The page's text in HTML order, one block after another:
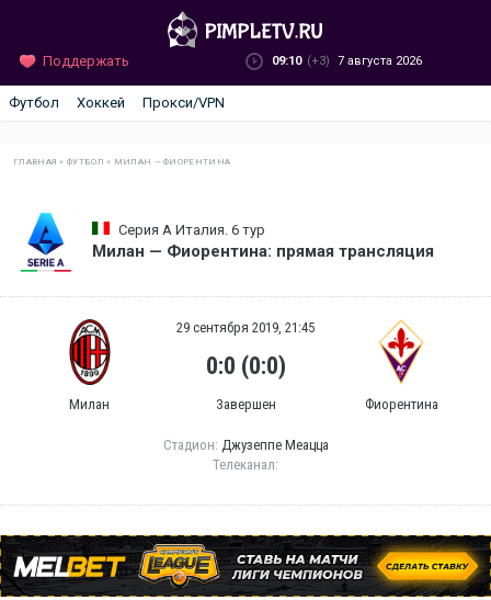
Поддержать 09:10 (+3) 7 августа 2026
Футбол Хоккей Прокси/VPN
ГЛАВНАЯ »ФУТБОЛ » МИЛАН — ФИОРЕНТИНА
Серия А Италия. 6 тур
Милан — Фиорентина: прямая трансляция
Милан
29 сентября 2019, 21:45
0:0 (0:0)
Завершен Фиорентина
Стадион: Джузеппе Меацца
Телеканал: